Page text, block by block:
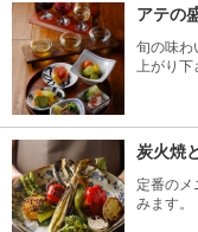
アテの
旬の味わ
上がり
炭火焼
定番の
みます。